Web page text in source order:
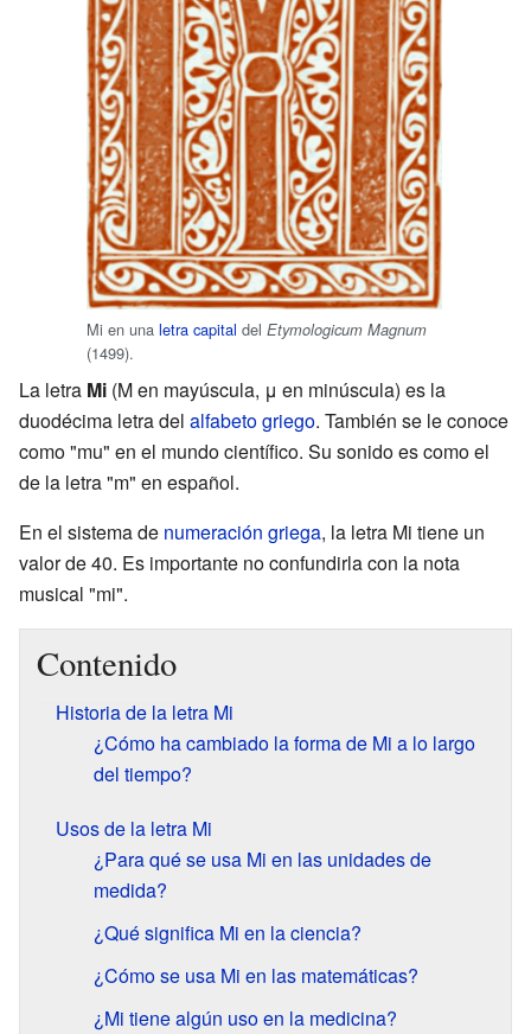
Mi en una letra capital del Etymologicum Magnum
(1499).
La letra Mi (Μ en mayúscula, μ en minúscula) es la
duodécima letra del alfabeto griego. También se le conoce
como "mu" en el mundo científico. Su sonido es como el
de la letra "m" en español.
En el sistema de numeración griega, la letra Mi tiene un
valor de 40. Es importante no confundirla con la nota
musical "mi".
Contenido
Historia de la letra Mi
¿Cómo ha cambiado la forma de Mi a lo largo
del tiempo?
Usos de la letra Mi
¿Para qué se usa Mi en las unidades de
medida?
¿Qué significa Mi en la ciencia?
¿Cómo se usa Mi en las matemáticas?
¿Mi tiene algún uso en la medicina?